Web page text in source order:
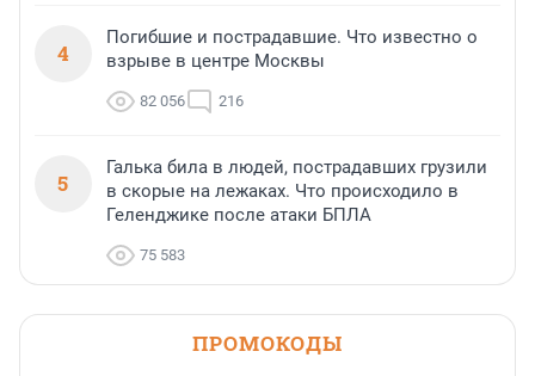
4
Погибшие и пострадавшие. Что известно о
взрыве в центре Москвы
82 056 216
5
Галька била в людей, пострадавших грузили
в скорые на лежаках. Что происходило в
Геленджике после атаки БПЛА
75 583
ПРОМОКОДЫ